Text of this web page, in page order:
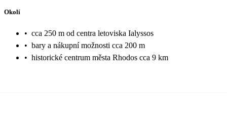
Okolí
• cca 250 m od centra letoviska Ialyssos
• bary a nákupní možnosti cca 200 m
• historické centrum města Rhodos cca 9 km